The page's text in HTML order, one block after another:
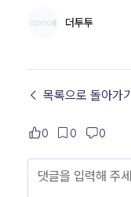
더투투
← 목록으로 돌아가기
0 0 0